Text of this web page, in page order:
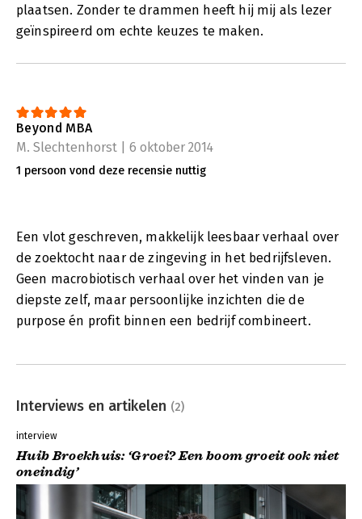
plaatsen. Zonder te drammen heeft hij mij als lezer
geïnspireerd om echte keuzes te maken.
Beyond MBA
M. Slechtenhorst | 6 oktober 2014
1 persoon vond deze recensie nuttig
Een vlot geschreven, makkelijk leesbaar verhaal over
de zoektocht naar de zingeving in het bedrijfsleven.
Geen macrobiotisch verhaal over het vinden van je
diepste zelf, maar persoonlijke inzichten die de
purpose én profit binnen een bedrijf combineert.
Interviews en artikelen (2)
interview
Huib Broekhuis: ‘Groei? Een boom groeit ook niet
oneindig’